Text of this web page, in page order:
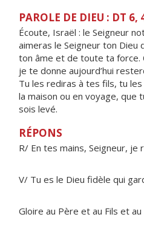
PAROLE DE DIEU : DT 6,
Écoute, Israël : le Seigneur
aimeras le Seigneur ton
ton âme et de toute ta force.
je te donne aujourd’hui
Tu les rediras à tes fils, tu
la maison ou en voyage, que
sois levé.
RÉPONS
R/ En tes mains, Seigneur,
V/ Tu es le Dieu fidèle qui
Gloire au Père et au Fils et